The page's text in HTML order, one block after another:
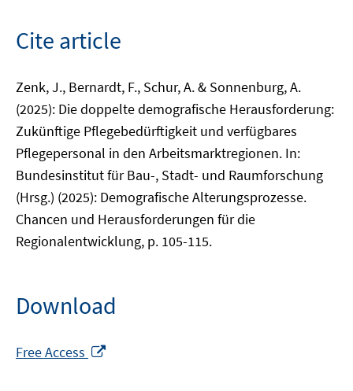
Cite article
Zenk, J., Bernardt, F., Schur, A. & Sonnenburg, A.
(2025): Die doppelte demografische Herausforderung:
Zukünftige Pflegebedürftigkeit und verfügbares
Pflegepersonal in den Arbeitsmarktregionen. In:
Bundesinstitut für Bau-, Stadt- und Raumforschung
(Hrsg.) (2025): Demografische Alterungsprozesse.
Chancen und Herausforderungen für die
Regionalentwicklung, p. 105-115.
Download
Free Access